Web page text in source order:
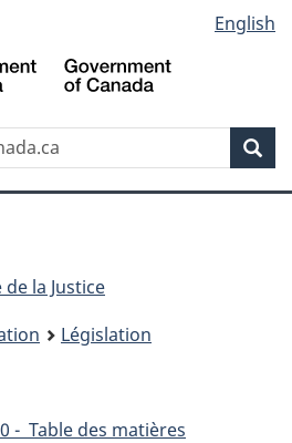
au
contenu
propos
de
la
HTML
simplifiée
English
la Justice
Législation
- Table des matières